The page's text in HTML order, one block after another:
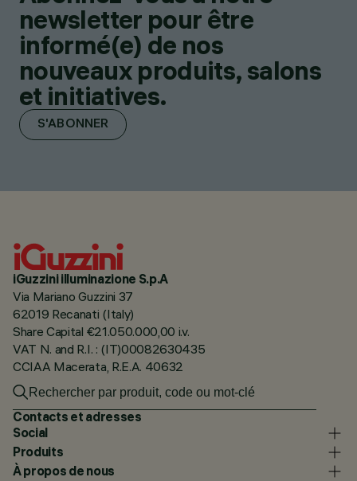
newsletter pour être
informé(e) de nos
nouveaux produits, salons
et initiatives.
S'ABONNER
iGuzzini illuminazione S.p.A
Via Mariano Guzzini 37
62019 Recanati (Italy)
Share Capital €21.050.000,00 i.v.
VAT N. and R.I. : (IT)00082630435
CCIAA Macerata, R.E.A. 40632
Contacts et adresses
Social
Produits
À propos de nous